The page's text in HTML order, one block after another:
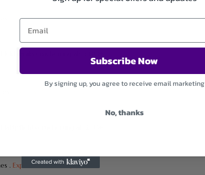
Expires December 31, 2026
. Expires December 31, 2026
Subscribe Now
By signing up, you agree to receive email marketing
No, thanks